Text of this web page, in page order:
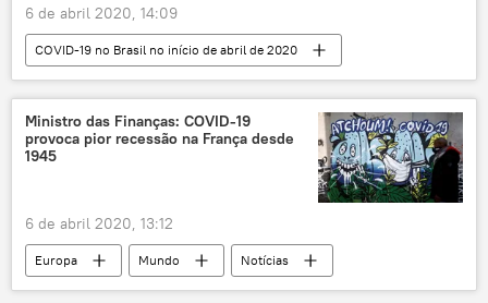
6 de abril 2020, 14:09
COVID-19 no Brasil no início de abril de 2020
Europa
Mundo
Notícias
pandemia
novo coronavírus
brasileiros
Portugal
Ministro das Finanças: COVID-19
provoca pior recessão na França desde
1945
6 de abril 2020, 13:12
Europa Mundo
Notícias
Mundo lidando com COVID-19 no início de abril de 2020